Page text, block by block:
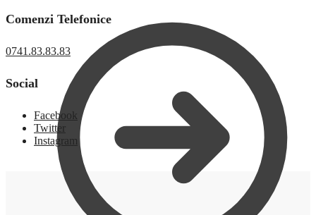
Comenzi Telefonice
0741.83.83.83
Social
Facebook
Twitter
Instagram